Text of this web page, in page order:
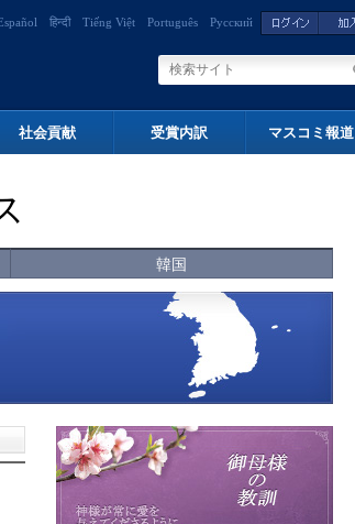
हिन्दी Tiếng Việt Português Русский
社会貢献 受賞内訳 マスコミ報道
韓国